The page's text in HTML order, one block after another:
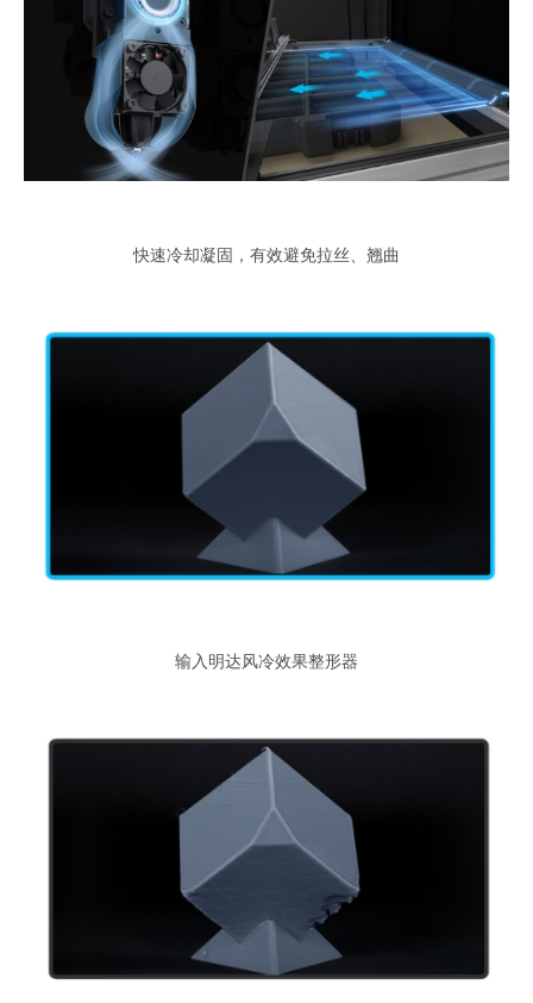
快速冷却凝固，有效避免拉丝、翘曲
输入明达风冷效果整形器